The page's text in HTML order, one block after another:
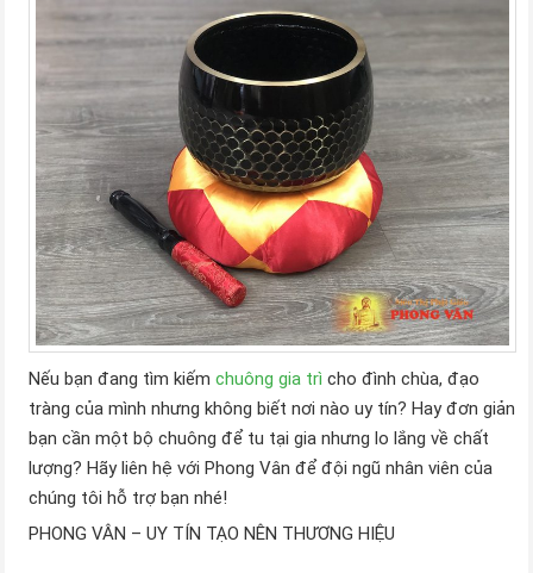
Nếu bạn đang tìm kiếmchuông gia trì cho đình chùa, đạo
tràng của mình nhưng không biết nơi nào uy tín? Hay đơn giản
bạn cần một bộ chuông để tu tại gia nhưng lo lắng về chất
lượng? Hãy liên hệ với Phong Vân để đội ngũ nhân viên của
chúng tôi hỗ trợ bạn nhé!
PHONG VÂN – UY TÍN TẠO NÊN THƯƠNG HIỆU